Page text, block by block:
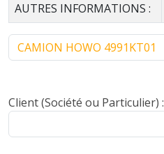
AUTRES INFORMATIONS :
Client (Société ou Particulier) :